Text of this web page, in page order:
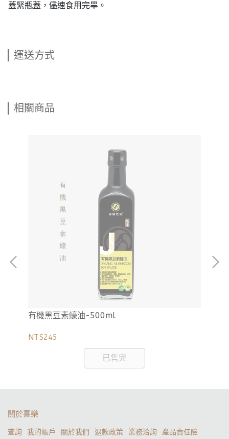
蓋緊瓶蓋，儘速食用完畢。
運送方式
相關商品
有機黑豆素蠔油-500ml
NT$245
已售完
關於喜樂
查詢 我的帳戶 關於我們 退款政策 業務洽詢 產品責任險